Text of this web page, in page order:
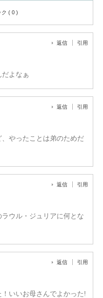
ク ( 0 )
返信 引用
よなぁ
返信 引用
やったことは弟のためだ
返信 引用
ウル・ジュリアに何とな
返信 引用
いいお母さんでよかった!